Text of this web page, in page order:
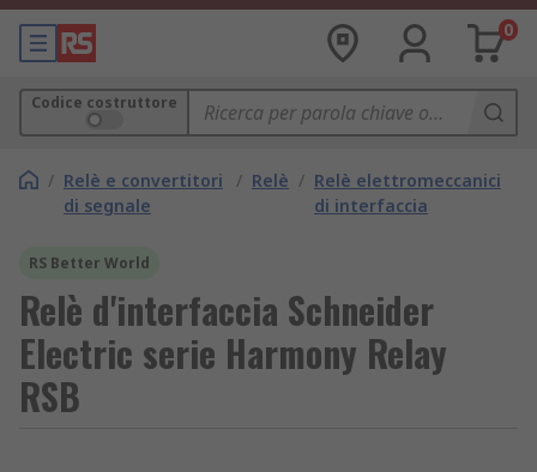
0
Codice costruttore
/ Relè e convertitori
di segnale
/ Relè / Relè elettromeccanici
di interfaccia
RS Better World
Relè d'interfaccia Schneider
Electric serie Harmony Relay
RSB